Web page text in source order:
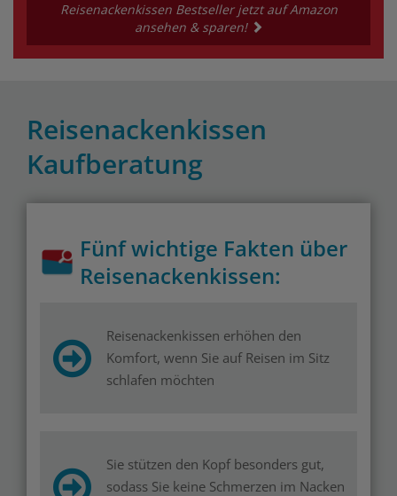
Reisenackenkissen Bestseller jetzt auf Amazon
ansehen & sparen!
Reisenackenkissen
Kaufberatung
Fünf wichtige Fakten über
Reisenackenkissen:
Reisenackenkissen erhöhen den
Komfort, wenn Sie auf Reisen im Sitz
schlafen möchten
Sie stützen den Kopf besonders gut,
sodass Sie keine Schmerzen im Nacken